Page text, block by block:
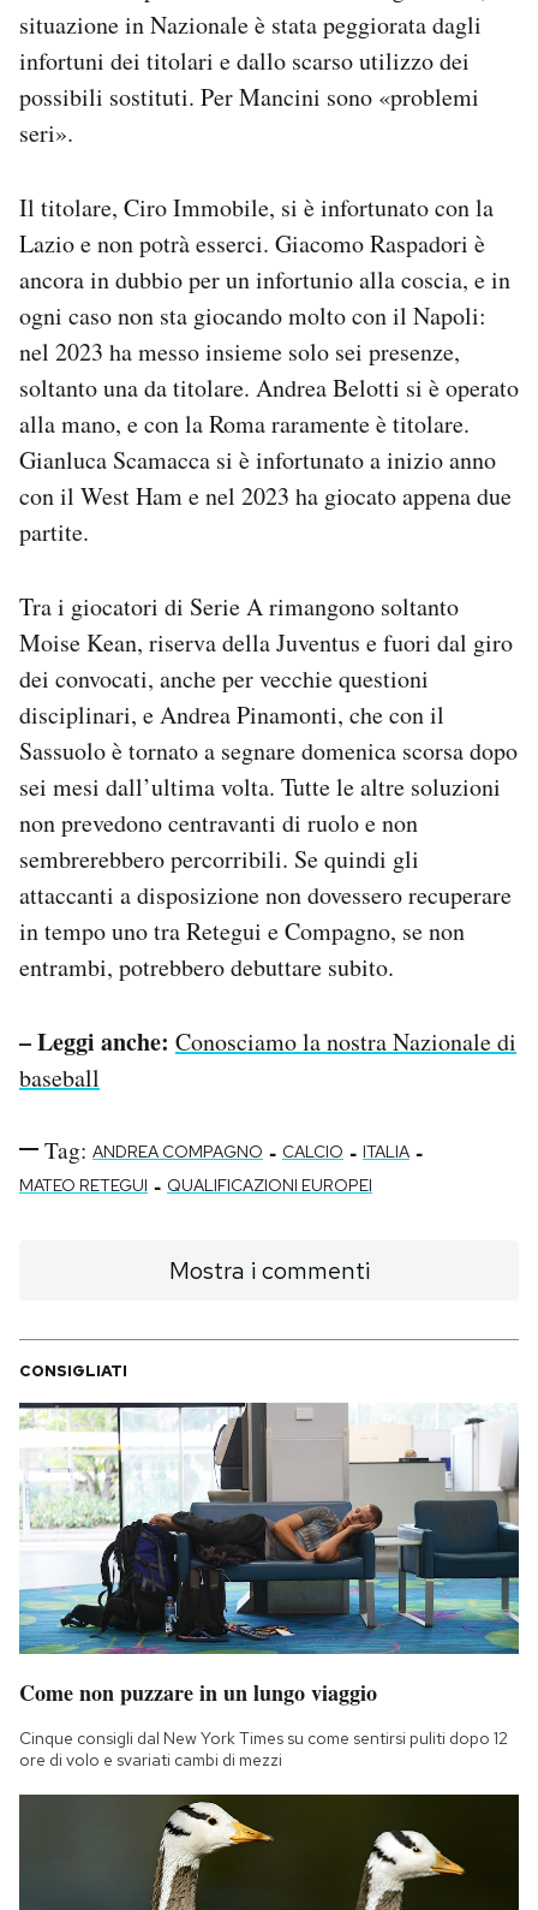
situazione in Nazionale è stata peggiorata dagli
infortuni dei titolari e dallo scarso utilizzo dei
possibili sostituti. Per Mancini sono «problemi
seri».
Il titolare, Ciro Immobile, si è infortunato con la
Lazio e non potrà esserci. Giacomo Raspadori è
ancora in dubbio per un infortunio alla coscia, e in
ogni caso non sta giocando molto con il Napoli:
nel 2023 ha messo insieme solo sei presenze,
soltanto una da titolare. Andrea Belotti si è operato
alla mano, e con la Roma raramente è titolare.
Gianluca Scamacca si è infortunato a inizio anno
con il West Ham e nel 2023 ha giocato appena due
partite.
Tra i giocatori di Serie A rimangono soltanto
Moise Kean, riserva della Juventus e fuori dal giro
dei convocati, anche per vecchie questioni
disciplinari, e Andrea Pinamonti, che con il
Sassuolo è tornato a segnare domenica scorsa dopo
sei mesi dall’ultima volta. Tutte le altre soluzioni
non prevedono centravanti di ruolo e non
sembrerebbero percorribili. Se quindi gli
attaccanti a disposizione non dovessero recuperare
in tempo uno tra Retegui e Compagno, se non
entrambi, potrebbero debuttare subito.
– Leggi anche: Conosciamo la nostra Nazionale di
baseball
Tag: ANDREA COMPAGNO - CALCIO - ITALIA -
MATEO RETEGUI - QUALIFICAZIONI EUROPEI
Mostra i commenti
CONSIGLIATI
Come non puzzare in un lungo viaggio
Cinque consigli dal New York Times su come sentirsi puliti dopo 12
ore di volo e svariati cambi di mezzi